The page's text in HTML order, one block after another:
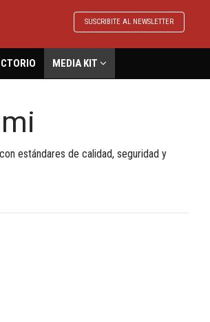
SUSCRIBITE AL NEWSLETTER
MEDIA KIT
estándares de calidad, seguridad y